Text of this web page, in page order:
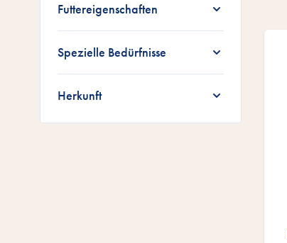
Futtereigenschaften
Spezielle Bedürfnisse
Herkunft